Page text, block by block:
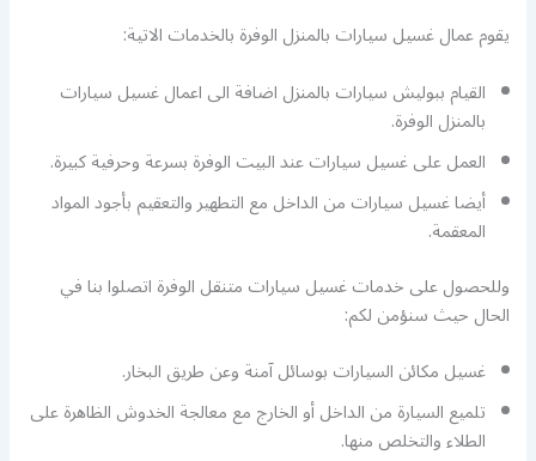
يقوم عمال غسيل سيارات بالمنزل الوفرة بالخدمات الاتية:
القيام ببوليش سيارات بالمنزل اضافة الى اعمال غسيل سيارات
بالمنزل الوفرة.
العمل على غسيل سيارات عند البيت الوفرة بسرعة وحرفية كبيرة.
أيضا غسيل سيارات من الداخل مع التطهير والتعقيم بأجود المواد
المعقمة.
وللحصول على خدمات غسيل سيارات متنقل الوفرة اتصلوا بنا في
الحال حيث سنؤمن لكم:
غسيل مكائن السيارات بوسائل آمنة وعن طريق البخار.
تلميع السيارة من الداخل أو الخارج مع معالجة الخدوش الظاهرة على
الطلاء والتخلص منها.